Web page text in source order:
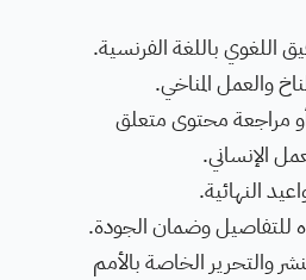
اللغوي باللغة الفرنسية.
والعمل المناخي.
مراجعة محتوى متعلق
الإنساني.
النهائية.
للتفاصيل وضمان الجودة.
والتحرير الخاصة بالأمم